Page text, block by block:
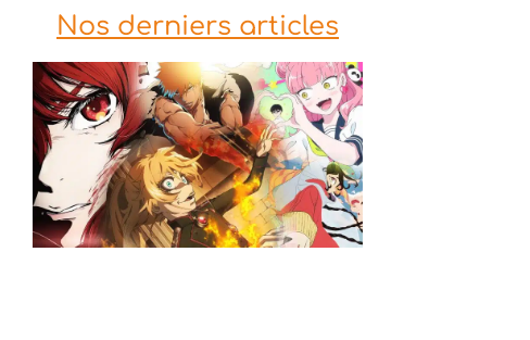
Nos derniers articles